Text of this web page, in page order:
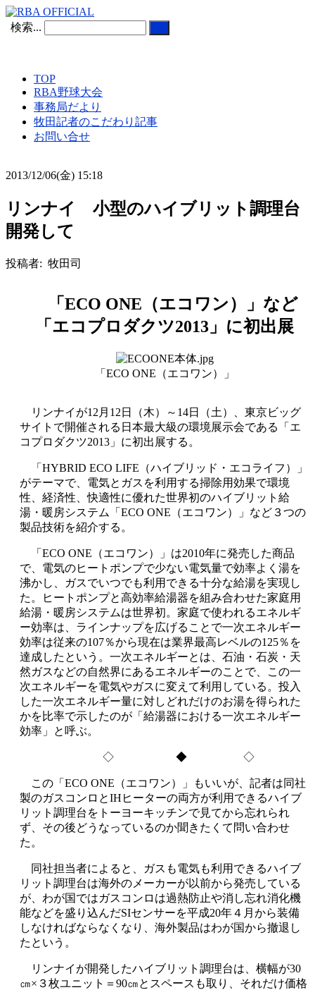
検索...
TOP
RBA野球大会
事務局だより
牧田記者のこだわり記事
お問い合せ
2013/12/06(金) 15:18
リンナイ 小型のハイブリット調理台
開発して
投稿者: 牧田司
「ECO ONE（エコワン）」など
「エコプロダクツ2013」に初出展
「ECO ONE（エコワン）」
リンナイが12月12日（木）～14日（土）、東京ビッグ
サイトで開催される日本最大級の環境展示会である「エ
コプロダクツ2013」に初出展する。
「HYBRID ECO LIFE（ハイブリッド・エコライフ）」
がテーマで、電気とガスを利用する掃除用効果で環境
性、経済性、快適性に優れた世界初のハイブリット給
湯・暖房システム「ECO ONE（エコワン）」など３つの
製品技術を紹介する。
「ECO ONE（エコワン）」は2010年に発売した商品
で、電気のヒートポンプで少ない電気量で効率よく湯を
沸かし、ガスでいつでも利用できる十分な給湯を実現し
た。ヒートポンプと高効率給湯器を組み合わせた家庭用
給湯・暖房システムは世界初。家庭で使われるエネルギ
ー効率は、ラインナップを広げることで一次エネルギー
効率は従来の107％から現在は業界最高レベルの125％を
達成したという。一次エネルギーとは、石油・石炭・天
然ガスなどの自然界にあるエネルギーのことで、この一
次エネルギーを電気やガスに変えて利用している。投入
した一次エネルギー量に対しどれだけのお湯を得られた
かを比率で示したのが「給湯器における一次エネルギー
効率」と呼ぶ。
◇ ◆ ◇
この「ECO ONE（エコワン）」もいいが、記者は同社
製のガスコンロとIHヒーターの両方が利用できるハイブ
リット調理台をトーヨーキッチンで見てから忘れられ
ず、その後どうなっているのか聞きたくて問い合わせ
た。
同社担当者によると、ガスも電気も利用できるハイブ
リット調理台は海外のメーカーが以前から発売している
が、わが国ではガスコンロは過熱防止や消し忘れ消化機
能などを盛り込んだSIセンサーを平成20年４月から装備
しなければならなくなり、海外製品はわが国から撤退し
たという。
リンナイが開発したハイブリット調理台は、横幅が30
㎝×３枚ユニット＝90㎝とスペースも取り、それだけ価格